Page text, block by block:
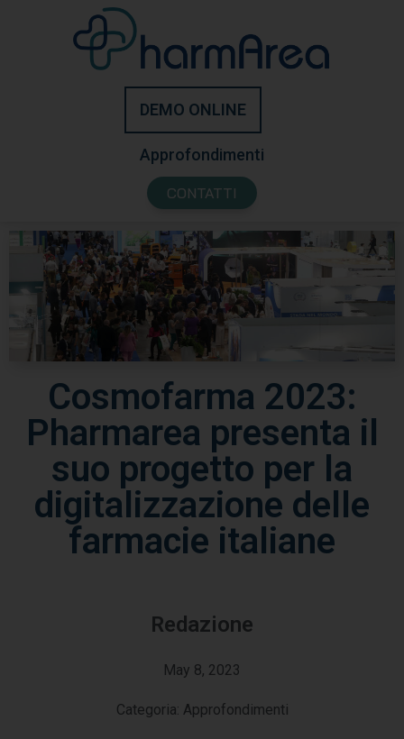
DEMO ONLINE
Approfondimenti
CONTATTI
Cosmofarma 2023:
Pharmarea presenta il
suo progetto per la
digitalizzazione delle
farmacie italiane
Redazione
May 8, 2023
Categoria: Approfondimenti